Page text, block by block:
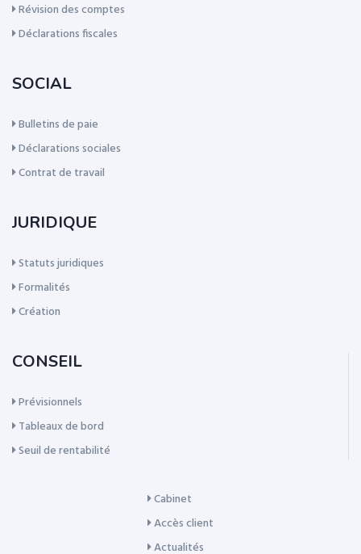
Révision des comptes
Déclarations fiscales
SOCIAL
Bulletins de paie
Déclarations sociales
Contrat de travail
JURIDIQUE
Statuts juridiques
Formalités
Création
CONSEIL
Prévisionnels
Tableaux de bord
Seuil de rentabilité
Cabinet
Accès client
Actualités